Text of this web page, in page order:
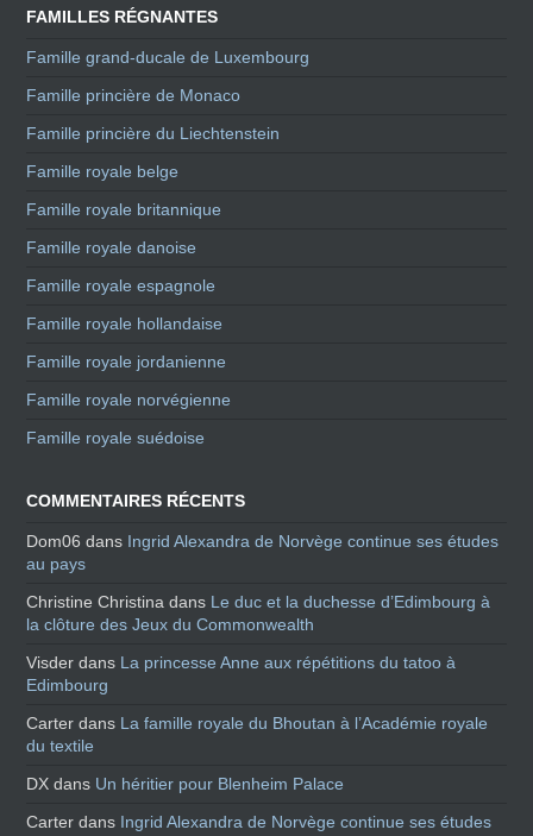
FAMILLES RÉGNANTES
Famille grand-ducale de Luxembourg
Famille princière de Monaco
Famille princière du Liechtenstein
Famille royale belge
Famille royale britannique
Famille royale danoise
Famille royale espagnole
Famille royale hollandaise
Famille royale jordanienne
Famille royale norvégienne
Famille royale suédoise
COMMENTAIRES RÉCENTS
Dom06 dans Ingrid Alexandra de Norvège continue ses études
au pays
Christine Christina dans Le duc et la duchesse d’Edimbourg à
la clôture des Jeux du Commonwealth
Visder dans La princesse Anne aux répétitions du tatoo à
Edimbourg
Carter dans La famille royale du Bhoutan à l’Académie royale
du textile
DX dans Un héritier pour Blenheim Palace
Carter dans Ingrid Alexandra de Norvège continue ses études